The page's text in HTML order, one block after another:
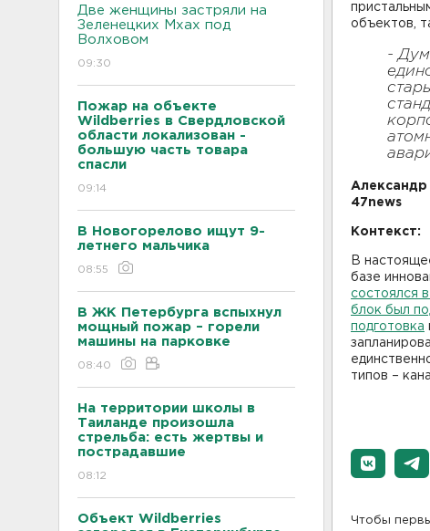
Две женщины застряли на
Зеленецких Мхах под
Волховом
09:30
Пожар на объекте
Wildberries в Свердловской
области локализован -
большую часть товара
спасли
09:14
В Новогорелово ищут 9-
летнего мальчика
08:55
В ЖК Петербурга вспыхнул
мощный пожар – горели
машины на парковке
08:40
На территории школы в
Таиланде произошла
стрельба: есть жертвы и
пострадавшие
08:12
Объект Wildberries
объектов,
-
Александр
47news
Контекст:
В
базе
состоялся
блок был
подготовка
типов –
Чтобы